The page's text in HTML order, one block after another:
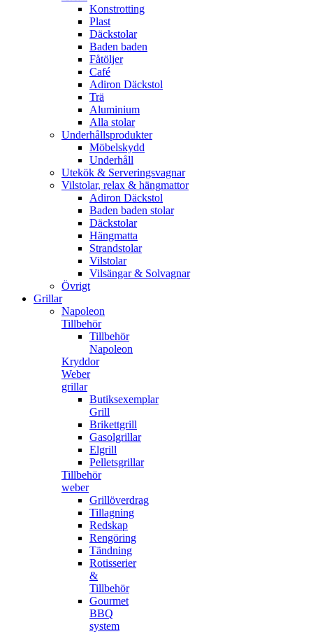
Konstrotting
Plast
Däckstolar
Baden baden
Fåtöljer
Café
Adiron Däckstol
Trä
Aluminium
Alla stolar
Underhållsprodukter
Möbelskydd
Underhåll
Utekök & Serveringsvagnar
Vilstolar, relax & hängmattor
Adiron Däckstol
Baden baden stolar
Däckstolar
Hängmatta
Strandstolar
Vilstolar
Vilsängar & Solvagnar
Övrigt
Grillar
Napoleon
Tillbehör
Tillbehör
Napoleon
Kryddor
Weber
grillar
Butiksexemplar
Grill
Brikettgrill
Gasolgrillar
Elgrill
Pelletsgrillar
Tillbehör
weber
Grillöverdrag
Tillagning
Redskap
Rengöring
Tändning
Rotisserier
&
Tillbehör
Gourmet
BBQ
system